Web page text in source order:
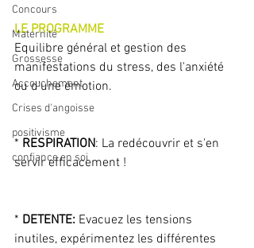
Concours
Maternité
Grossesse
Accouchement
Crises d'angoisse
positivisme
confiance en soi
LE PROGRAMME
Equilibre général et gestion des
manifestations du stress, des l'anxiété
ou d'une émotion.
* RESPIRATION: La redécouvrir et s'en
servir efficacement !
* DETENTE: Evacuez les tensions
inutiles, expérimentez les différentes